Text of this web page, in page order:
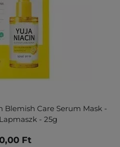
Blemish Care Serum Mask -
- 25g
Ft